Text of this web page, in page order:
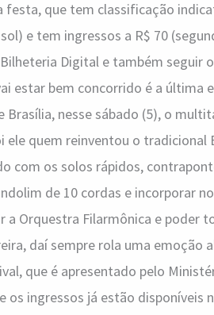
que tem classificação
e tem ingressos a R$ 70
Digital e também seguir o
estar bem concorrido é a última
Brasília, nesse sábado (5), o
quem reinventou o tradicional
com os solos rápidos,
de 10 cordas e incorporar
Orquestra Filarmônica e poder
daí sempre rola uma emoção
que é apresentado pelo
os ingressos já estão disponíveis